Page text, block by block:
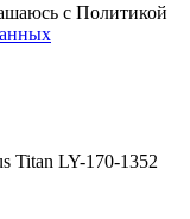
с Политикой
Titan LY-170-1352